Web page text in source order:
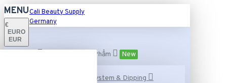
MENU
€
EURO
EUR
Danh Mục Sản Phẩm New
Acrylic system & Dipping
Cali Beauty Supply
Germany